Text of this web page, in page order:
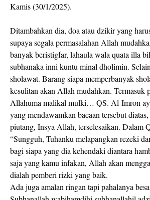
Kamis (30/1/2025).
Ditambahkan dia, doa atau dzikir yang
supaya segala permasalahan Allah
banyak beristigfar, lahaula wala quata illa
subhanaka inni kuntu minal dholimin.
sholawat. Barang siapa memperbanyak
kesulitan akan Allah mudahkan. Termasuk
Allahuma malikal mulki… QS. Al-Imron
yang mendawamkan bacaan tersebut
piutang, Insya Allah, terselesaikan. Dalam
“Sungguh, Tuhanku melapangkan rezeki
bagi siapa yang dia kehendaki diantara
saja yang kamu infakan, Allah akan
dialah pemberi rizki yang baik.
Ada juga amalan ringan tapi pahalanya